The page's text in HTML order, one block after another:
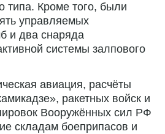
типа. Кроме того, были
управляемых
и два снаряда
системы залпового
авиация, расчёты
ракетных войск и
Вооружённых сил РФ
складам боеприпасов и